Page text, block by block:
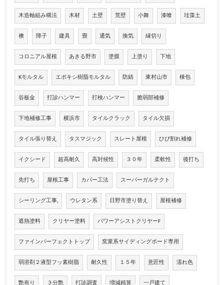
木造軸組み構法 木材 土壁 荒壁 小舞 漆喰 珪藻土
襖 障子 建具 畳 通気 換気 縁切り
コロニアル屋根 あきる野市 塗膜 上塗り 下地
Kモルタル エポキシ樹脂モルタル 防錆 東村山市 棟包
谷板金 打診ハンマー 打検ハンマー 脆弱部補修
下地補修工事 横浜市 タイルクラック タイル欠損
タイル張り替え タスマジック スレート屋根 ひび割れ補修
イクシード 超高耐久 高対候性 ３０年 柔軟性 後打ち
先打ち 屋根工事 カバー工法 スーパーガルテクト
シーリング工事, ウレタン系 日野市塗り替え 屋根補修
遮熱塗料 クリヤー塗料 パワーアシストクリヤーF
ファインパーフェクトトップ 窯業系サイディングボード専用
弱溶剤２液型フッ素樹脂 耐久性 １５年 意匠性 濡れ色
艶有り ３分艶 打診調査 増減精算 一戸建て